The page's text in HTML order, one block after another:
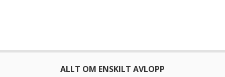
ALLT OM ENSKILT AVLOPP